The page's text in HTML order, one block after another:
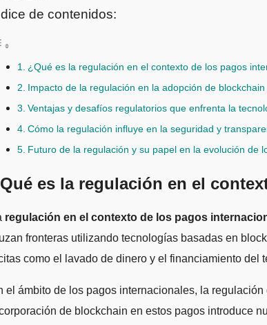
de contenidos:
¿Qué es la regulación en el contexto de los pagos
Impacto de la regulación en la adopción de
Ventajas y desafíos regulatorios que enfrenta la
Cómo la regulación influye en la seguridad y
Futuro de la regulación y su papel en la evolución de
es la regulación en el
regulación en el contexto de los pagos
fronteras utilizando tecnologías basadas en
como el lavado de dinero y el financiamiento del
el ámbito de los pagos internacionales, la
de blockchain en estos pagos introduce